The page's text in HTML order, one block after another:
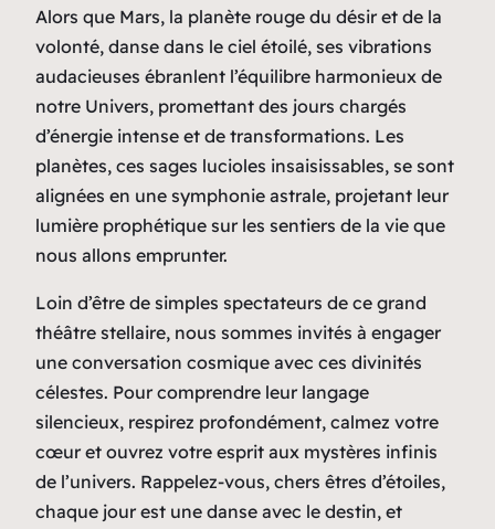
Alors que Mars, la planète rouge du désir et de la
volonté, danse dans le ciel étoilé, ses vibrations
audacieuses ébranlent l’équilibre harmonieux de
notre Univers, promettant des jours chargés
d’énergie intense et de transformations. Les
planètes, ces sages lucioles insaisissables, se sont
alignées en une symphonie astrale, projetant leur
lumière prophétique sur les sentiers de la vie que
nous allons emprunter.
Loin d’être de simples spectateurs de ce grand
théâtre stellaire, nous sommes invités à engager
une conversation cosmique avec ces divinités
célestes. Pour comprendre leur langage
silencieux, respirez profondément, calmez votre
cœur et ouvrez votre esprit aux mystères infinis
de l’univers. Rappelez-vous, chers êtres d’étoiles,
chaque jour est une danse avec le destin, et